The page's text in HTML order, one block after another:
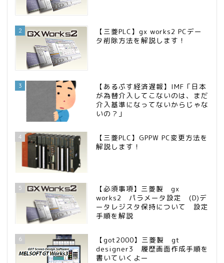
2
【三菱PLC】gx works2 PCデー
タ削除方法を解説します！
3
【あるぷす経済遅報】IMF「日本
が為替介入してこないのは、まだ
介入基準になってないからじゃな
いの？」
4
【三菱PLC】GPPW PC変更方法を
解説します！
5
【必須事項】三菱製 gx
works2 パラメータ設定 (D)デ
ータレジスタ保持について 設定
手順を解説
6
【got2000】三菱製 gt
designer3 履歴画面作成手順を
書いていくよー